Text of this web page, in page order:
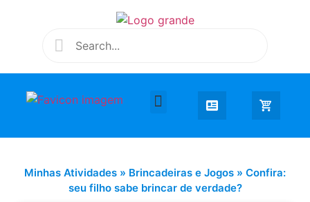
Minhas Atividades » Brincadeiras e Jogos » Confira:
seu filho sabe brincar de verdade?